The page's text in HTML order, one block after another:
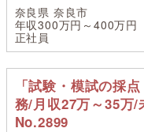
奈良県 奈良市
年収300万円～400万円
正社員
「試験・模試の採
務/月収27万～35万
No.2899